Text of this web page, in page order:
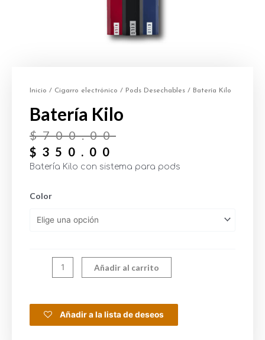
Inicio / Cigarro electrónico / Pods Desechables / Batería Kilo
Batería Kilo
$700.00
$ 350.00
Batería Kilo con sistema para pods
Color
Añadir al carrito
Añadir a la lista de deseos